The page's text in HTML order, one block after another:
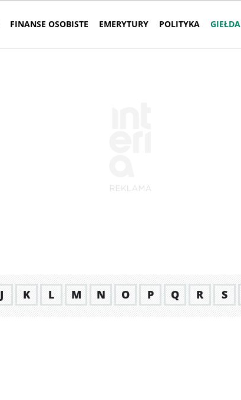
FINANSE OSOBISTE EMERYTURY POLITYKA GIEŁDA
J K L M N O P Q R S